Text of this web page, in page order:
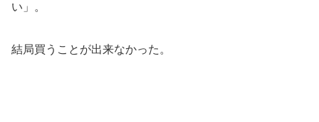
い」。
結局買うことが出来なかった。